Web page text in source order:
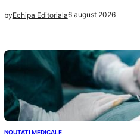
byEchipa Editoriala6 august 2026
NOUTATI MEDICALE